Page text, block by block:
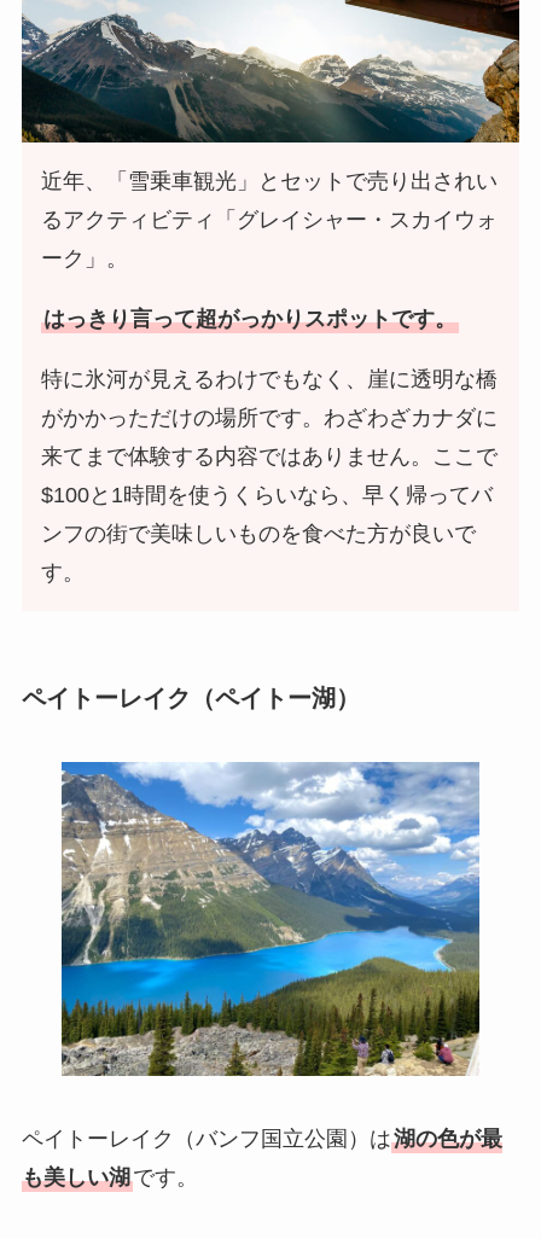
近年、「雪乗車観光」とセットで売り出されい
るアクティビティ「グレイシャー・スカイウォ
ーク」。
はっきり言って超がっかりスポットです。
特に氷河が見えるわけでもなく、崖に透明な橋
がかかっただけの場所です。わざわざカナダに
来てまで体験する内容ではありません。ここで
$100と1時間を使うくらいなら、早く帰ってバ
ンフの街で美味しいものを食べた方が良いで
す。
ペイトーレイク（ペイトー湖）
ペイトーレイク（バンフ国立公園）は湖の色が最
も美しい湖です。